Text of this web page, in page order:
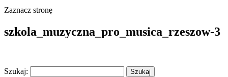
Zaznacz stronę
szkola_muzyczna_pro_musica_rzeszow-3
Szukaj: